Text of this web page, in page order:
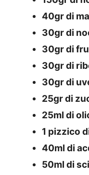
40gr di
30gr di
30gr di
30gr di
30gr di
25gr di
25ml di
1 pizzico
40ml di
50ml di